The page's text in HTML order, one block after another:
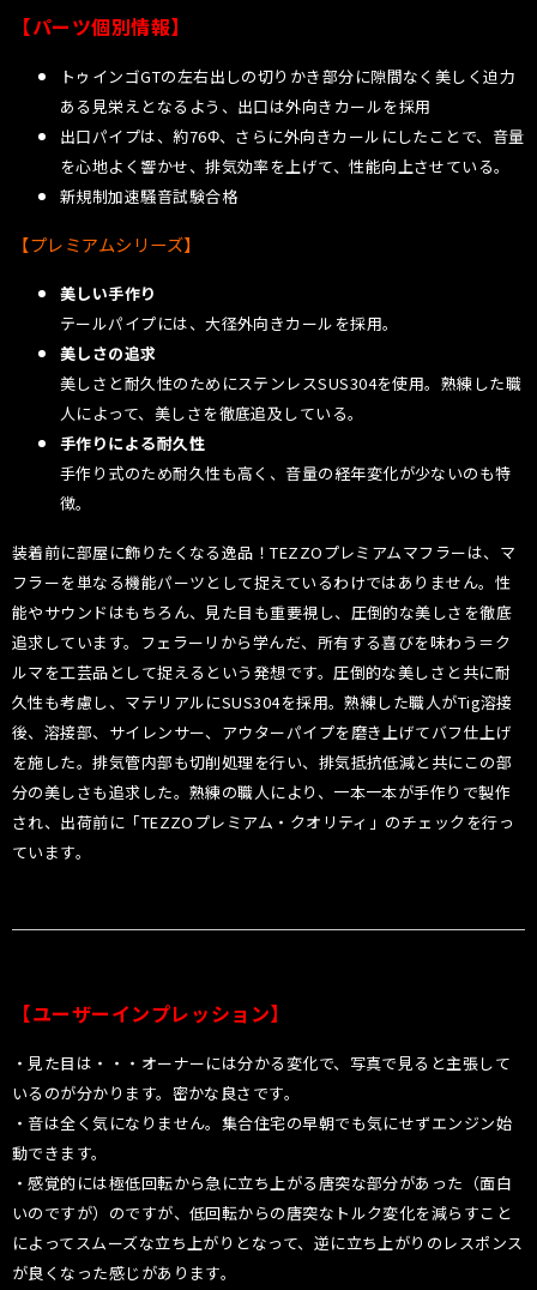
【パーツ個別情報】
トゥインゴGTの左右出しの切りかき部分に隙間なく美しく迫力
ある見栄えとなるよう、出口は外向きカールを採用
出口パイプは、約76Φ、さらに外向きカールにしたことで、音量
を心地よく響かせ、排気効率を上げて、性能向上させている。
新規制加速騒音試験合格
【プレミアムシリーズ】
美しい手作り
テールパイプには、大径外向きカールを採用。
美しさの追求
美しさと耐久性のためにステンレスSUS304を使用。熟練した職
人によって、美しさを徹底追及している。
手作りによる耐久性
手作り式のため耐久性も高く、音量の経年変化が少ないのも特
徴。
装着前に部屋に飾りたくなる逸品！TEZZOプレミアムマフラーは、マ
フラーを単なる機能パーツとして捉えているわけではありません。性
能やサウンドはもちろん、見た目も重要視し、圧倒的な美しさを徹底
追求しています。フェラーリから学んだ、所有する喜びを味わう＝ク
ルマを工芸品として捉えるという発想です。圧倒的な美しさと共に耐
久性も考慮し、マテリアルにSUS304を採用。熟練した職人がTig溶接
後、溶接部、サイレンサー、アウターパイプを磨き上げてバフ仕上げ
を施した。排気管内部も切削処理を行い、排気抵抗低減と共にこの部
分の美しさも追求した。熟練の職人により、一本一本が手作りで製作
され、出荷前に「TEZZOプレミアム・クオリティ」のチェックを行っ
ています。
【ユーザーインプレッション】
・見た目は・・・オーナーには分かる変化で、写真で見ると主張して
いるのが分かります。密かな良さです。
・音は全く気になりません。集合住宅の早朝でも気にせずエンジン始
動できます。
・感覚的には極低回転から急に立ち上がる唐突な部分があった（面白
いのですが）のですが、低回転からの唐突なトルク変化を減らすこと
によってスムーズな立ち上がりとなって、逆に立ち上がりのレスポンス
が良くなった感じがあります。